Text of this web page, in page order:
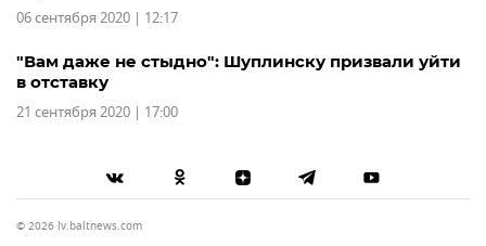
06 сентября 2020 | 12:17
"Вам даже не стыдно": Шуплинску призвали уйти
в отставку
21 сентября 2020 | 17:00
© 2026 lv.baltnews.com